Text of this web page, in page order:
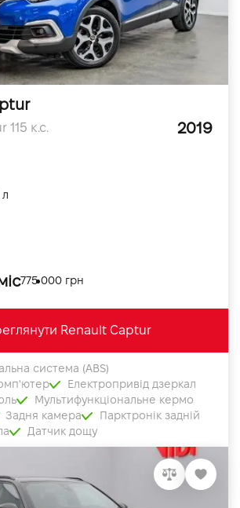
115 к.с. 2019
л
775 000 грн
Renault Captur
система (ABS)
Електропривід дзеркал
Мультифункціональне кермо
Задня камера
Парктронік задній
Датчик дощу